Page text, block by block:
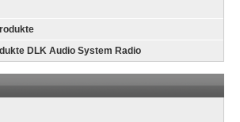
DLK Audio System Radio